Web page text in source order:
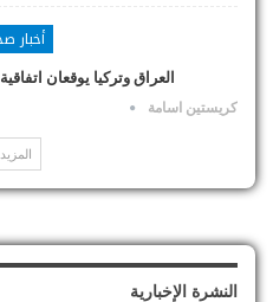
أخبار
العراق وتركيا يوقعان
كريستين اسامة
المزيد
النشرة الإخبارية